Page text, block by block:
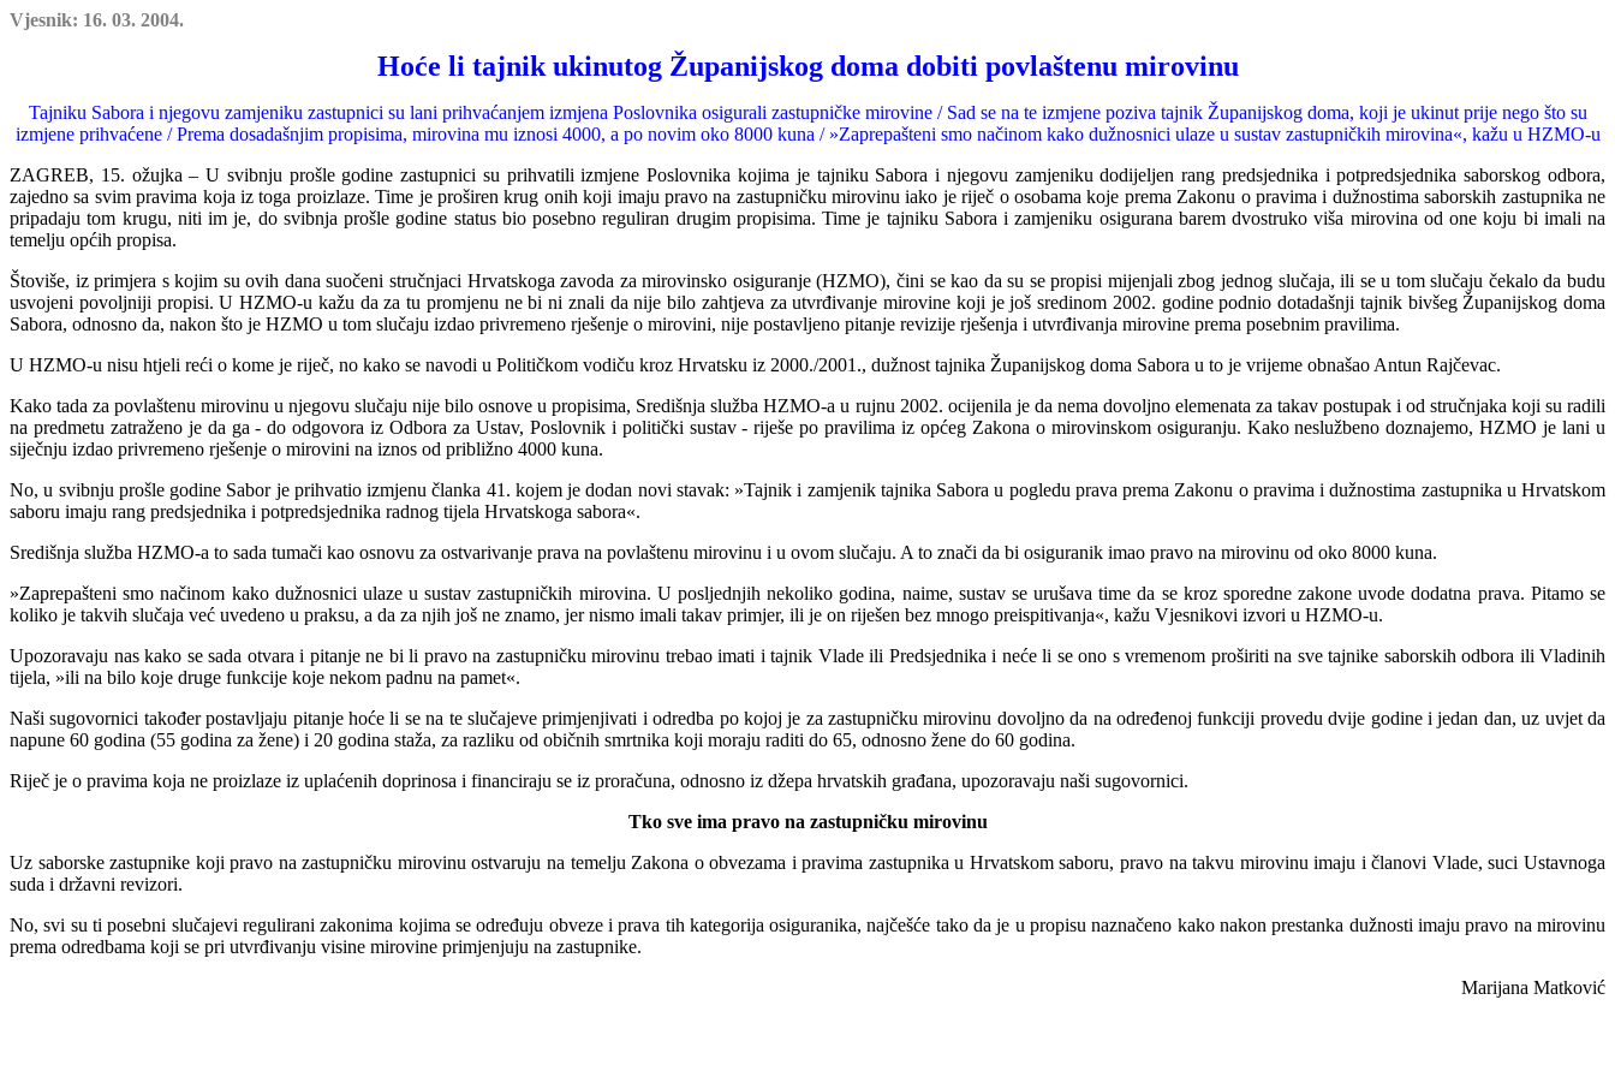
Vjesnik: 16. 03. 2004.
Hoće li tajnik ukinutog Županijskog doma dobiti povlaštenu mirovinu
Tajniku Sabora i njegovu zamjeniku zastupnici su lani prihvaćanjem izmjena Poslovnika osigurali zastupničke mirovine / Sad se na te izmjene poziva tajnik Županijskog doma, koji je ukinut prije nego što su
izmjene prihvaćene / Prema dosadašnjim propisima, mirovina mu iznosi 4000, a po novim oko 8000 kuna / »Zaprepašteni smo načinom kako dužnosnici ulaze u sustav zastupničkih mirovina«, kažu u HZMO-u
ZAGREB, 15. ožujka – U svibnju prošle godine zastupnici su prihvatili izmjene Poslovnika kojima je tajniku Sabora i njegovu zamjeniku dodijeljen rang predsjednika i potpredsjednika saborskog odbora,
zajedno sa svim pravima koja iz toga proizlaze. Time je proširen krug onih koji imaju pravo na zastupničku mirovinu iako je riječ o osobama koje prema Zakonu o pravima i dužnostima saborskih zastupnika ne
pripadaju tom krugu, niti im je, do svibnja prošle godine status bio posebno reguliran drugim propisima. Time je tajniku Sabora i zamjeniku osigurana barem dvostruko viša mirovina od one koju bi imali na
temelju općih propisa.
Štoviše, iz primjera s kojim su ovih dana suočeni stručnjaci Hrvatskoga zavoda za mirovinsko osiguranje (HZMO), čini se kao da su se propisi mijenjali zbog jednog slučaja, ili se u tom slučaju čekalo da budu
usvojeni povoljniji propisi. U HZMO-u kažu da za tu promjenu ne bi ni znali da nije bilo zahtjeva za utvrđivanje mirovine koji je još sredinom 2002. godine podnio dotadašnji tajnik bivšeg Županijskog doma
Sabora, odnosno da, nakon što je HZMO u tom slučaju izdao privremeno rješenje o mirovini, nije postavljeno pitanje revizije rješenja i utvrđivanja mirovine prema posebnim pravilima.
U HZMO-u nisu htjeli reći o kome je riječ, no kako se navodi u Političkom vodiču kroz Hrvatsku iz 2000./2001., dužnost tajnika Županijskog doma Sabora u to je vrijeme obnašao Antun Rajčevac.
Kako tada za povlaštenu mirovinu u njegovu slučaju nije bilo osnove u propisima, Središnja služba HZMO-a u rujnu 2002. ocijenila je da nema dovoljno elemenata za takav postupak i od stručnjaka koji su radili
na predmetu zatraženo je da ga - do odgovora iz Odbora za Ustav, Poslovnik i politički sustav - riješe po pravilima iz općeg Zakona o mirovinskom osiguranju. Kako neslužbeno doznajemo, HZMO je lani u
siječnju izdao privremeno rješenje o mirovini na iznos od približno 4000 kuna.
No, u svibnju prošle godine Sabor je prihvatio izmjenu članka 41. kojem je dodan novi stavak: »Tajnik i zamjenik tajnika Sabora u pogledu prava prema Zakonu o pravima i dužnostima zastupnika u Hrvatskom
saboru imaju rang predsjednika i potpredsjednika radnog tijela Hrvatskoga sabora«.
Središnja služba HZMO-a to sada tumači kao osnovu za ostvarivanje prava na povlaštenu mirovinu i u ovom slučaju. A to znači da bi osiguranik imao pravo na mirovinu od oko 8000 kuna.
»Zaprepašteni smo načinom kako dužnosnici ulaze u sustav zastupničkih mirovina. U posljednjih nekoliko godina, naime, sustav se urušava time da se kroz sporedne zakone uvode dodatna prava. Pitamo se
koliko je takvih slučaja već uvedeno u praksu, a da za njih još ne znamo, jer nismo imali takav primjer, ili je on riješen bez mnogo preispitivanja«, kažu Vjesnikovi izvori u HZMO-u.
Upozoravaju nas kako se sada otvara i pitanje ne bi li pravo na zastupničku mirovinu trebao imati i tajnik Vlade ili Predsjednika i neće li se ono s vremenom proširiti na sve tajnike saborskih odbora ili Vladinih
tijela, »ili na bilo koje druge funkcije koje nekom padnu na pamet«.
Naši sugovornici također postavljaju pitanje hoće li se na te slučajeve primjenjivati i odredba po kojoj je za zastupničku mirovinu dovoljno da na određenoj funkciji provedu dvije godine i jedan dan, uz uvjet da
napune 60 godina (55 godina za žene) i 20 godina staža, za razliku od običnih smrtnika koji moraju raditi do 65, odnosno žene do 60 godina.
Riječ je o pravima koja ne proizlaze iz uplaćenih doprinosa i financiraju se iz proračuna, odnosno iz džepa hrvatskih građana, upozoravaju naši sugovornici.
Tko sve ima pravo na zastupničku mirovinu
Uz saborske zastupnike koji pravo na zastupničku mirovinu ostvaruju na temelju Zakona o obvezama i pravima zastupnika u Hrvatskom saboru, pravo na takvu mirovinu imaju i članovi Vlade, suci Ustavnoga
suda i državni revizori.
No, svi su ti posebni slučajevi regulirani zakonima kojima se određuju obveze i prava tih kategorija osiguranika, najčešće tako da je u propisu naznačeno kako nakon prestanka dužnosti imaju pravo na mirovinu
prema odredbama koji se pri utvrđivanju visine mirovine primjenjuju na zastupnike.
Marijana Matković